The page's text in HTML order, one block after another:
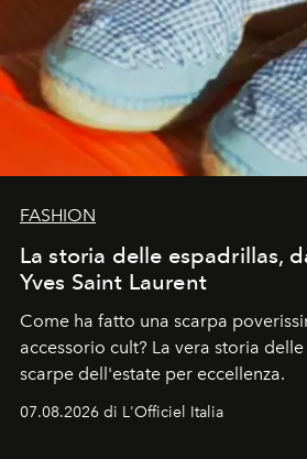
FASHION
La storia delle espadrillas,
Yves Saint Laurent
Come ha fatto una scarpa
accessorio cult? La vera storia
scarpe dell'estate per eccellenza.
07.08.2026 di L'Officiel Italia